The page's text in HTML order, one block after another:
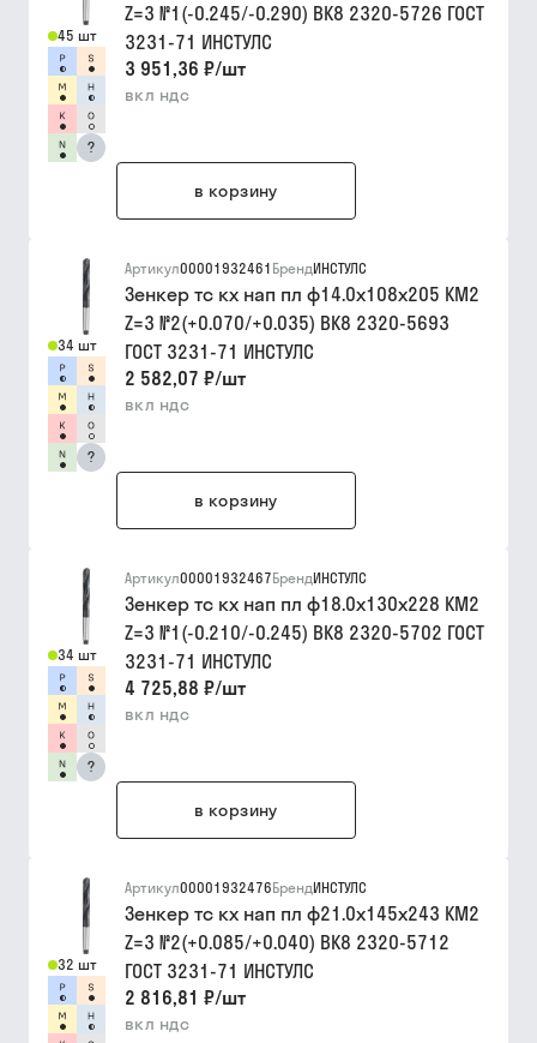
45 шт
?
Z=3 №1(-0.245/-0.290) ВК8 2320-5726 ГОСТ
3231-71 ИНСТУЛС
3 951,36 ₽/шт
вкл ндс
в корзину
34 шт
?
Артикул00001932461 БрендИНСТУЛС
Зенкер тс кх нап пл ф14.0х108х205 КМ2
Z=3 №2(+0.070/+0.035) ВК8 2320-5693
ГОСТ 3231-71 ИНСТУЛС
2 582,07 ₽/шт
вкл ндс
в корзину
34 шт
?
Артикул00001932467БрендИНСТУЛС
Зенкер тс кх нап пл ф18.0х130х228 КМ2
Z=3 №1(-0.210/-0.245) ВК8 2320-5702 ГОСТ
3231-71 ИНСТУЛС
4 725,88 ₽/шт
вкл ндс
в корзину
32 шт
Артикул00001932476БрендИНСТУЛС
Зенкер тс кх нап пл ф21.0х145х243 КМ2
Z=3 №2(+0.085/+0.040) ВК8 2320-5712
ГОСТ 3231-71 ИНСТУЛС
2 816,81 ₽/шт
вкл ндс